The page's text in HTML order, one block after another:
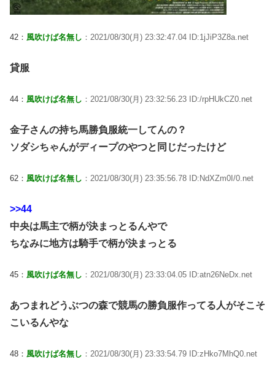
42： 風吹けば名無し ：2021/08/30(月) 23:32:47.04 ID:1jJiP3Z8a.net
貸服
44： 風吹けば名無し ：2021/08/30(月) 23:32:56.23 ID:/rpHUkCZ0.net
金子さんの持ち馬勝負服統一してんの？
ソダシちゃんがディープのやつと同じだったけど
62： 風吹けば名無し ：2021/08/30(月) 23:35:56.78 ID:NdXZm0I/0.net
>>44
中央は馬主で柄が決まっとるんやで
ちなみに地方は騎手で柄が決まっとる
45： 風吹けば名無し ：2021/08/30(月) 23:33:04.05 ID:atn26NeDx.net
あつまれどうぶつの森で競馬の勝負服作ってる人がそこそ
こいるんやな
48： 風吹けば名無し ：2021/08/30(月) 23:33:54.79 ID:zHko7MhQ0.net